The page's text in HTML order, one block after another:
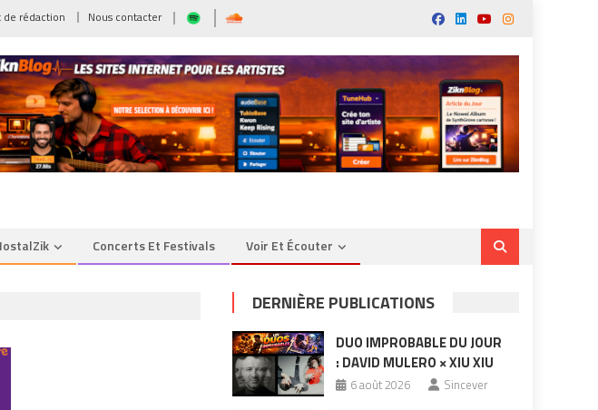
de rédaction Nous contacter
Concerts Et Festivals Voir Et Écouter
DERNIÈRE PUBLICATIONS
DUO IMPROBABLE DU JOUR
: DAVID MULERO × XIU XIU
6 août 2026 Sincever